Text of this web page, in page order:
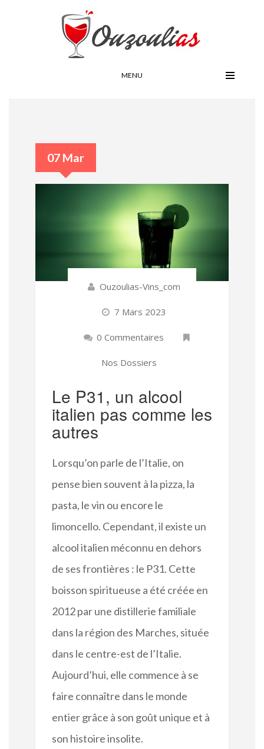
MENU
07 Mar
Ouzoulias-Vins_com
7 Mars 2023
0 Commentaires
Nos Dossiers
Le P31, un alcool
italien pas comme les
autres
Lorsqu’on parle de l’Italie, on
pense bien souvent à la pizza, la
pasta, le vin ou encore le
limoncello. Cependant, il existe un
alcool italien méconnu en dehors
de ses frontières : le P31. Cette
boisson spiritueuse a été créée en
2012 par une distillerie familiale
dans la région des Marches, située
dans le centre-est de l’Italie.
Aujourd’hui, elle commence à se
faire connaître dans le monde
entier grâce à son goût unique et à
son histoire insolite.